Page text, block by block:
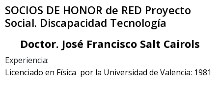
SOCIOS DE HONOR de RED Proyecto
Social. Discapacidad Tecnología
Doctor. José Francisco Salt Cairols
Experiencia:
Licenciado en Física por la Universidad de Valencia: 1981